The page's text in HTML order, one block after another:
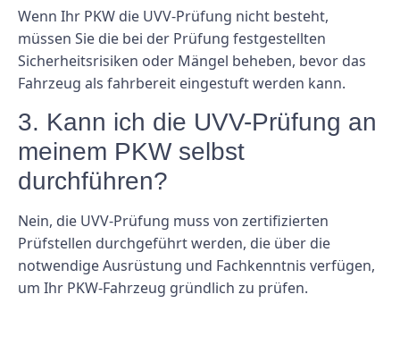
Wenn Ihr PKW die UVV-Prüfung nicht besteht,
müssen Sie die bei der Prüfung festgestellten
Sicherheitsrisiken oder Mängel beheben, bevor das
Fahrzeug als fahrbereit eingestuft werden kann.
3. Kann ich die UVV-Prüfung an
meinem PKW selbst
durchführen?
Nein, die UVV-Prüfung muss von zertifizierten
Prüfstellen durchgeführt werden, die über die
notwendige Ausrüstung und Fachkenntnis verfügen,
um Ihr PKW-Fahrzeug gründlich zu prüfen.